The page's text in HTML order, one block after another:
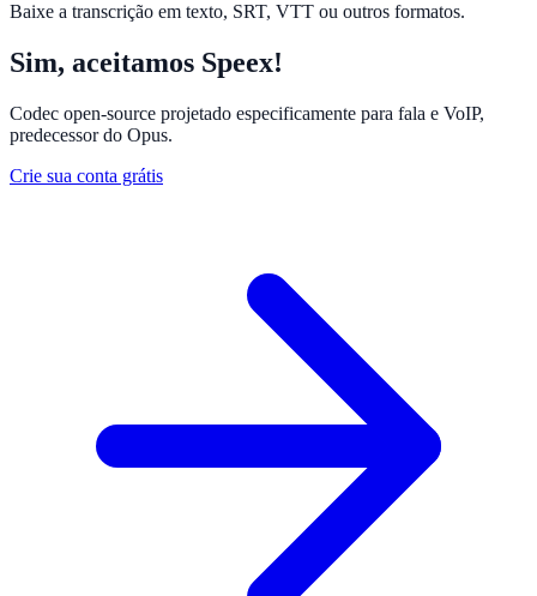
Baixe a transcrição em texto, SRT, VTT ou outros formatos.
Sim, aceitamos Speex!
Codec open-source projetado especificamente para fala e VoIP,
predecessor do Opus.
Crie sua conta grátis